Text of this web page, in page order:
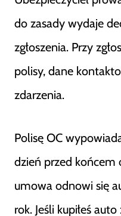
do zasady wydaje
zgłoszenia. Przy
polisy, dane
zdarzenia.
Polisę OC
dzień przed końcem
umowa odnowi się
rok. Jeśli kupiłeś